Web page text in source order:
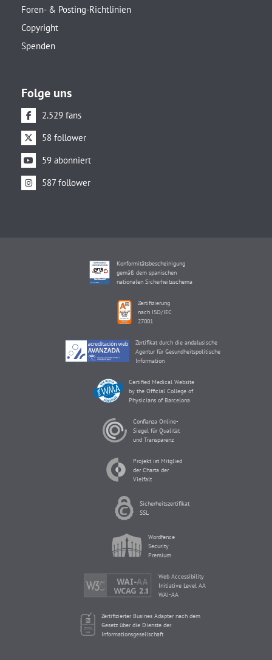
Foren- & Posting-Richtlinien
Copyright
Spenden
Folge uns
2.529 fans
58 follower
59 abonniert
587 follower
Konformitätsbescheinigung
gemäß dem spanischen
nationalen Sicherheitsschema
Zertifizierung
nach ISO/IEC
27001
Zertifikat durch die andalusische
Agentur für Gesundheitspolitische
Information
Certified Medical Website
by the Official College of
Physicians of Barcelona
Confianza Online-
Siegel für Qualität
und Transparenz
Projekt ist Mitglied
der Charta der
Vielfalt
Sicherheitszertifikat
SSL
Wordfence
Security
Premium
Web Accessibility
Initiative Level AA
WAI-AA
Zertifizierter Busines Adapter nach dem
Gesetz über die Dienste der
Informationsgesellschaft